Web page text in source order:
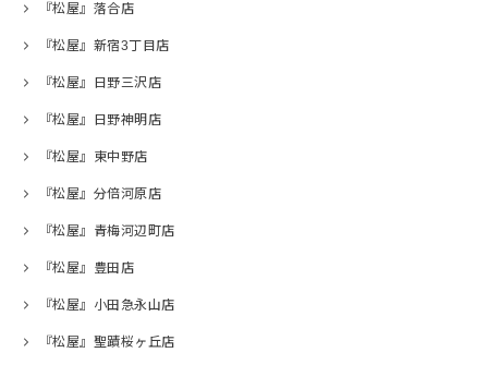
『松屋』落合店
『松屋』新宿3丁目店
『松屋』日野三沢店
『松屋』日野神明店
『松屋』東中野店
『松屋』分倍河原店
『松屋』青梅河辺町店
『松屋』豊田店
『松屋』小田急永山店
『松屋』聖蹟桜ヶ丘店